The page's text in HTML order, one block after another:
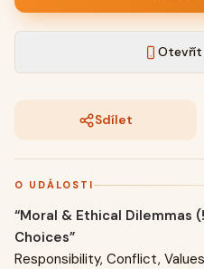
Otevřít
Sdílet
O UDÁLOSTI
“Moral & Ethical Dilemmas
Choices”
Responsibility, Conflict,